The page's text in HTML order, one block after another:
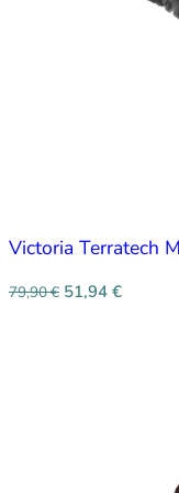
Victoria Terratech
79,90€ 51,94 €